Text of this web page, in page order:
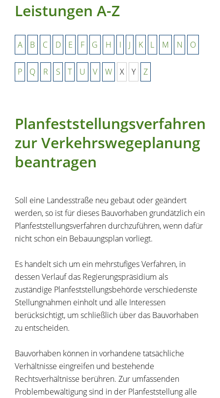
Leistungen A-Z
A B C D E F G H I J K L M N O
P Q R S T U V W X Y Z
Planfeststellungsverfahren
zur Verkehrswegeplanung
beantragen
Soll eine Landesstraße neu gebaut oder geändert
werden, so ist für dieses Bauvorhaben grundätzlich ein
Planfeststellungsverfahren durchzuführen, wenn dafür
nicht schon ein Bebauungsplan vorliegt.
Es handelt sich um ein mehrstufiges Verfahren, in
dessen Verlauf das Regierungspräsidium als
zuständige Planfeststellungsbehörde verschiedenste
Stellungnahmen einholt und alle Interessen
berücksichtigt, um schließlich über das Bauvorhaben
zu entscheiden.
Bauvorhaben können in vorhandene tatsächliche
Verhältnisse eingreifen und bestehende
Rechtsverhältnisse berühren. Zur umfassenden
Problembewältigung sind in der Planfeststellung alle